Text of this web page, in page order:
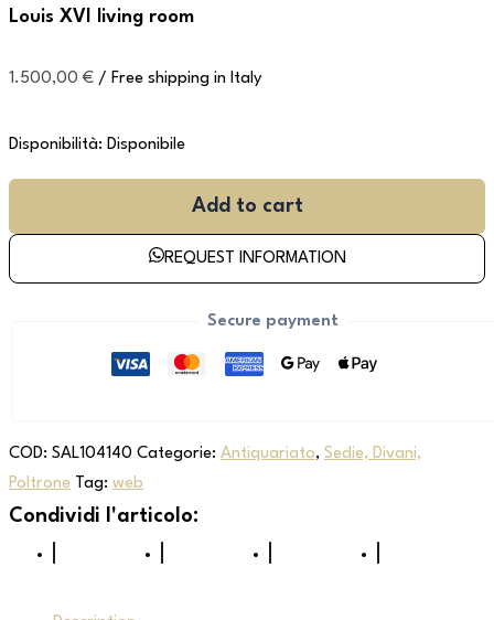
Louis XVI living room
1.500,00 € / Free shipping in Italy
Disponibilità: Disponibile
Add to cart
REQUEST INFORMATION
Secure payment
COD: SAL104140 Categorie: Antiquariato, Sedie, Divani,
Poltrone Tag: web